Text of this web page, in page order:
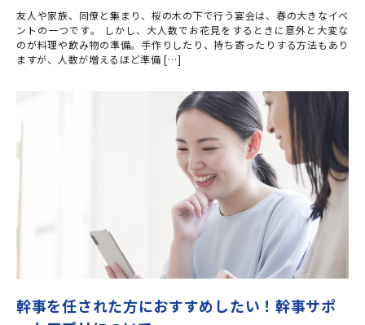
友人や家族、同僚と集まり、桜の木の下で行う宴会は、春の大きなイベ
ントの一つです。 しかし、大人数でお花見をするときに意外と大変な
のが料理や飲み物の準備。手作りしたり、持ち寄ったりする方法もあり
ますが、人数が増えるほど準備 […]
幹事を任された方におすすめしたい！幹事サポ